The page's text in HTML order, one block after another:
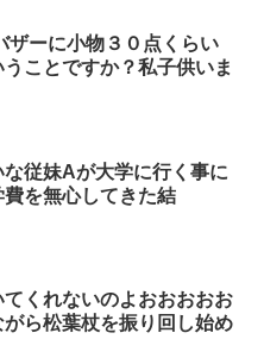
ザーに小物３０点くらい
ことですか？私子供いま
従妹Aが大学に行く事に
を無心してきた結
てくれないのよおおおおお
ら松葉杖を振り回し始め